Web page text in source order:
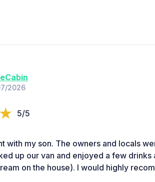
2026
5/5
with my son. The owners and locals
up our van and enjoyed a few drinks
on the house). I would highly